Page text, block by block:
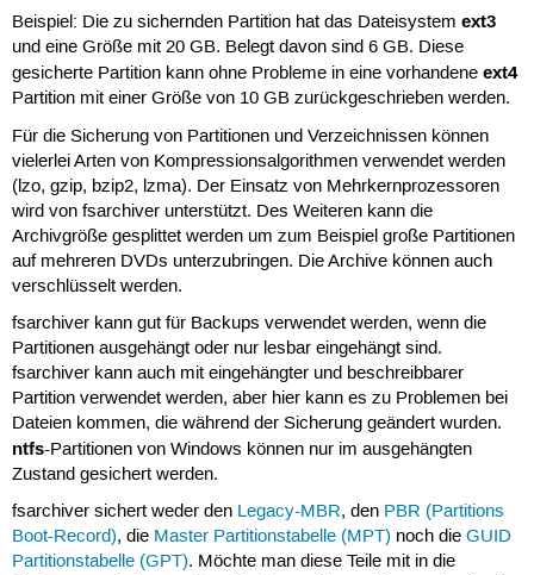
Beispiel: Die zu sichernden Partition hat das Dateisystem ext3
und eine Größe mit 20 GB. Belegt davon sind 6 GB. Diese
gesicherte Partition kann ohne Probleme in eine vorhandene ext4
Partition mit einer Größe von 10 GB zurückgeschrieben werden.
Für die Sicherung von Partitionen und Verzeichnissen können
vielerlei Arten von Kompressionsalgorithmen verwendet werden
(lzo, gzip, bzip2, lzma). Der Einsatz von Mehrkernprozessoren
wird von fsarchiver unterstützt. Des Weiteren kann die
Archivgröße gesplittet werden um zum Beispiel große Partitionen
auf mehreren DVDs unterzubringen. Die Archive können auch
verschlüsselt werden.
fsarchiver kann gut für Backups verwendet werden, wenn die
Partitionen ausgehängt oder nur lesbar eingehängt sind.
fsarchiver kann auch mit eingehängter und beschreibbarer
Partition verwendet werden, aber hier kann es zu Problemen bei
Dateien kommen, die während der Sicherung geändert wurden.
ntfs-Partitionen von Windows können nur im ausgehängten
Zustand gesichert werden.
fsarchiver sichert weder den Legacy-MBR, den PBR (Partitions
Boot-Record), die Master Partitionstabelle (MPT) noch die GUID
Partitionstabelle (GPT). Möchte man diese Teile mit in die